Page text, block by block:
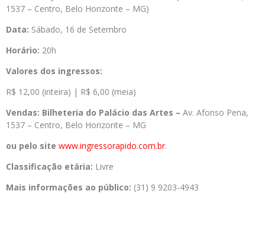
1537 – Centro, Belo Horizonte – MG)
Data: Sábado, 16 de Setembro
Horário: 20h
Valores dos ingressos:
R$ 12,00 (inteira) | R$ 6,00 (meia)
Vendas: Bilheteria do Palácio das Artes – Av. Afonso Pena,
1537 – Centro, Belo Horizonte – MG
ou pelo site www.ingressorapido.com.br.
Classificação etária: Livre
Mais informações ao público: (31) 9 9203-4943